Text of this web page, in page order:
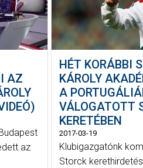
AZ
az
HÉT KORÁBBI
KÁROLY
A
VÁLOGATOTT
KERETÉBEN
2017-03-19
Klubigazgatónk
Storck